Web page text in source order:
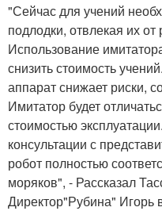
"Сейчас для учений
подлодки, отвлекая их
Использование
снизить стоимость
аппарат снижает риски,
Имитатор будет
стоимостью
консультации с
робот полностью
моряков", - Рассказал
Директор"Рубина" Игорь